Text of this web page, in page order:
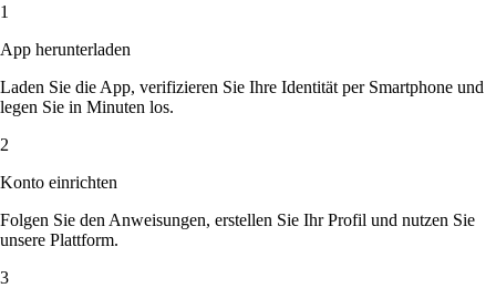
1
App herunterladen
Laden Sie die App, verifizieren Sie Ihre Identität per Smartphone und
legen Sie in Minuten los.
2
Konto einrichten
Folgen Sie den Anweisungen, erstellen Sie Ihr Profil und nutzen Sie
unsere Plattform.
3